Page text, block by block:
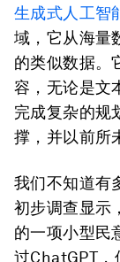
生成式人工智
域，它从海量
的类似数据。
容，无论是文
完成复杂的规
撑，并以前所
我们不知道有
初步调查显示
的一项小型民
过ChatGPT，